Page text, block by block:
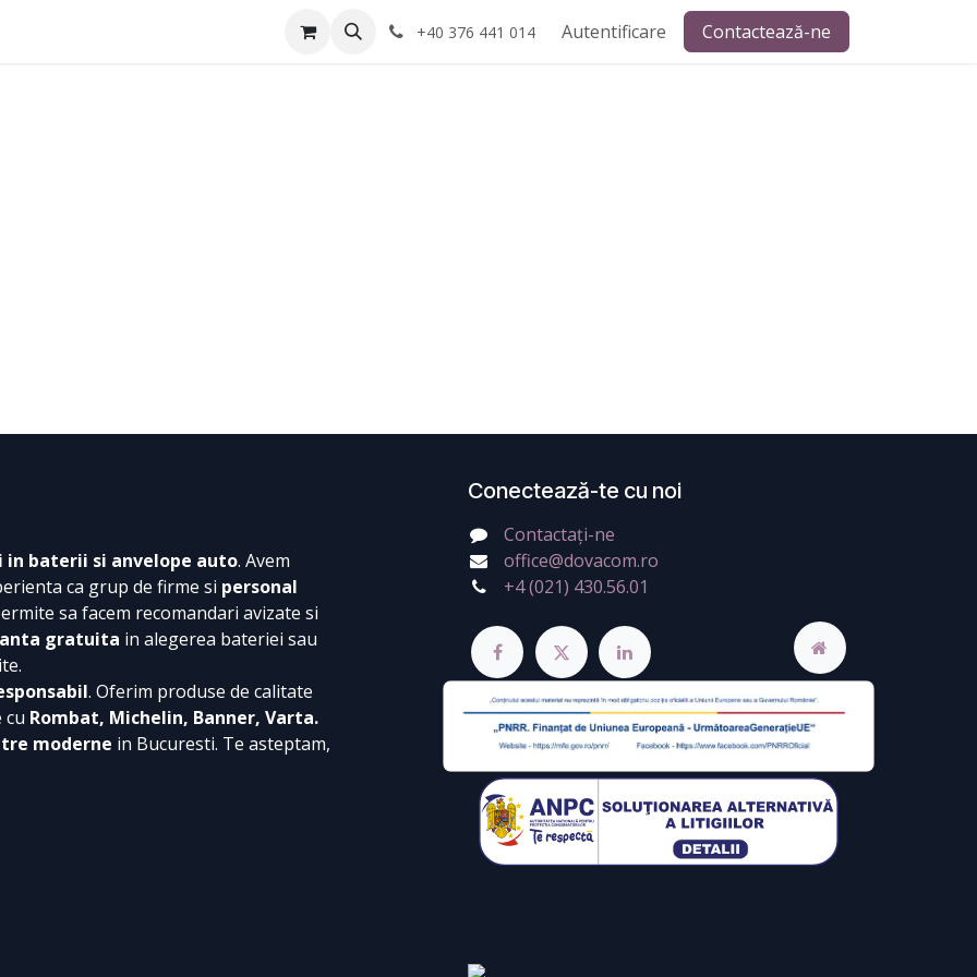
Service-uri montaj +40 376 441 014 Autentificare Contactează-ne
in baterii si anvelope auto. Avem
ca grup de firme si personal
sa facem recomandari avizate si
gratuita in alegerea bateriei sau
. Oferim produse de calitate
Rombat, Michelin, Banner, Varta.
moderne in Bucuresti. Te asteptam,
Conectează-te cu noi
Contactați-ne
office@dovacom.ro
+4 (021) 430.56.01